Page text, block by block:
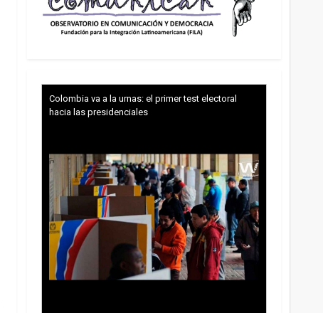
hacia las presidenciales